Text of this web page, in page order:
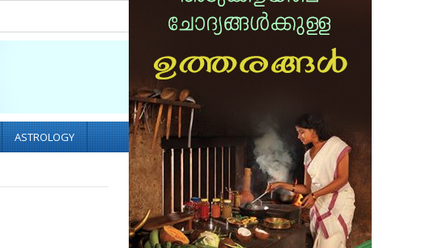
Socialize with us
ASTROLOGY